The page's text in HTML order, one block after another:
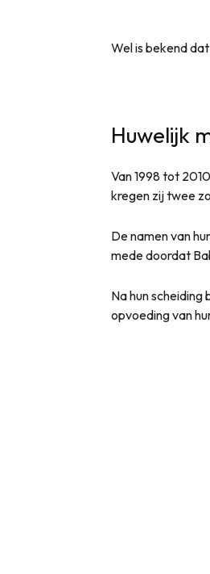
Wel is bekend
Huwelijk
Van 1998 tot
kregen zij twee
De namen van
mede doordat
Na hun
opvoeding van